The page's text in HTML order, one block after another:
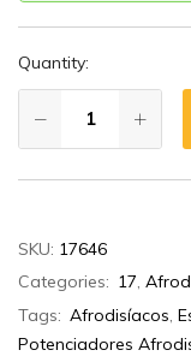
Quantity:
SKU: 17646
Categories: 17,
Tags: Afrodisíacos,
Potenciadores